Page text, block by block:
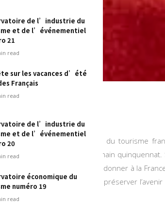
de l’industrie du
et de l’événementiel
21
read
sur les vacances d’été
Français
read
de l’industrie du
et de l’événementiel
20
read
économique du
numéro 19
read
les entreprises leaders du tourisme
à déployer lors du prochain
à horizon 10 ans visant à redonner à la
de décisions urgentes pour préserver